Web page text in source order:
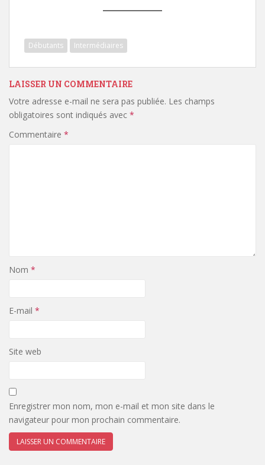
Débutants Intermédiaires
LAISSER UN COMMENTAIRE
Votre adresse e-mail ne sera pas publiée. Les champs
obligatoires sont indiqués avec *
Commentaire *
Nom *
E-mail *
Site web
Enregistrer mon nom, mon e-mail et mon site dans le
navigateur pour mon prochain commentaire.